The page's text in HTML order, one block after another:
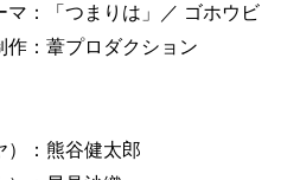
マ：「つまりは」／ ゴホウビ
作：葦プロダクション
）：熊谷健太郎